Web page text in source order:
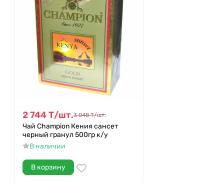
2 744Т/шт.3 048 Т/шт.
Чай Champion Кения сансет
черный гранул 500гр к/у
В наличии
В корзину